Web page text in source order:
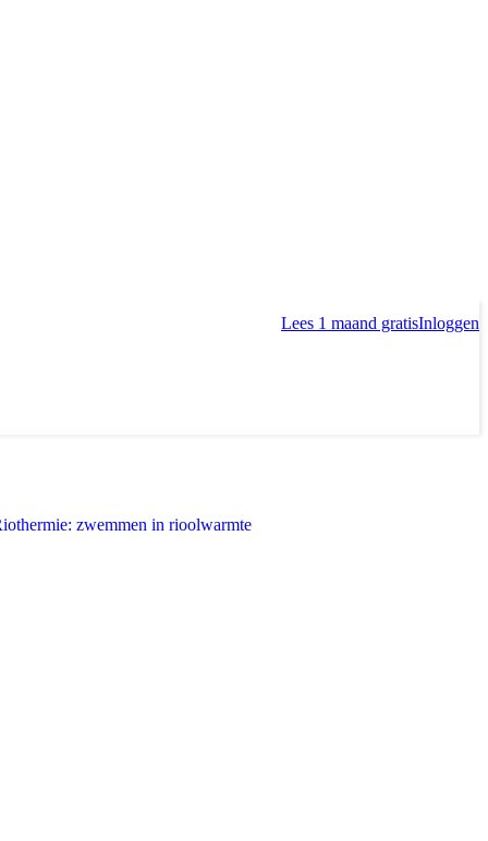
Lees 1 maand gratisInloggen
zwemmen in rioolwarmte